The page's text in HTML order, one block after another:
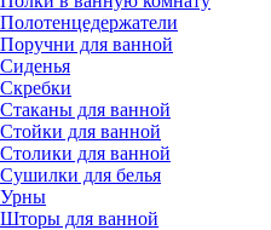
Полотенцедержатели
Поручни для ванной
Сиденья
Скребки
Стаканы для ванной
Стойки для ванной
Столики для ванной
Сушилки для белья
Урны
Шторы для ванной